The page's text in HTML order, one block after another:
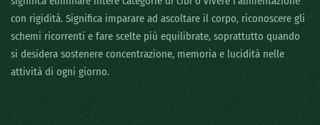
con rigidità. Significa imparare ad ascoltare il corpo, riconoscere gli
schemi ricorrenti e fare scelte più equilibrate, soprattutto quando
si desidera sostenere concentrazione, memoria e lucidità nelle
attività di ogni giorno.